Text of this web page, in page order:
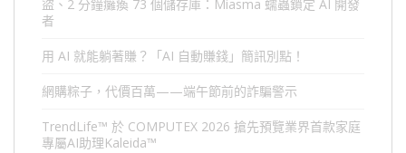
盜、2 分鐘癱瘓 73 個儲存庫：Miasma 蠕蟲鎖定 AI 開發
者
用 AI 就能躺著賺？「AI 自動賺錢」簡訊別點！
網購粽子，代價百萬——端午節前的詐騙警示
TrendLife™ 於 COMPUTEX 2026 搶先預覽業界首款家庭
專屬AI助理Kaleida™